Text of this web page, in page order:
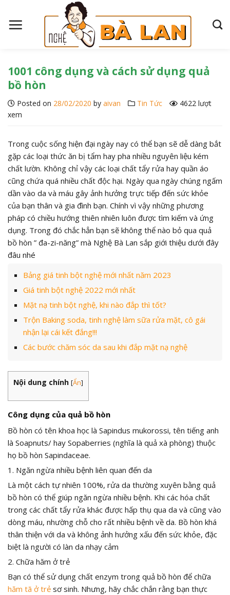
1001 công dụng và cách sử dụng quả
bồ hòn
Posted on 28/02/2020 by aivan Tin Tức
4622 lượt
xem
Trong cuộc sống hiện đại ngày nay có thể bạn sẽ dễ dàng bắt
gặp các loại thức ăn bị tẩm hay pha nhiều nguyên liệu kém
chất lườn. Không chỉ vậy các loại chất tẩy rửa hay quần áo
cũng chứa quá nhiều chất độc hại. Ngày qua ngày chúng ngấm
dần vào da và máu gây ảnh hưởng trực tiếp đến sức khỏe
của bạn thân và gia đình bạn. Chính vì vậy những phương
pháp có chiều hướng thiên nhiên luôn được tìm kiếm và ứng
dụng. Trong đó chắc hẳn bạn sẽ không thể nào bỏ qua quả
bồ hòn ” đa-zi-năng” mà Nghệ Bà Lan sắp giới thiệu dưới đây
đâu nhé
Bảng giá tinh bột nghệ mới nhất năm 2023
Giá tinh bột nghệ 2022 mới nhất
Mặt nạ tinh bột nghệ, khi nào đắp thì tốt?
Trộn Baking soda, tinh nghệ làm sữa rửa mặt, cô gái
nhận lại cái kết đắng!!!
Các bước chăm sóc da sau khi đắp mặt nạ nghệ
Nội dung chính [Ẩn]
Công dụng của quả bồ hòn
Bồ hòn có tên khoa học là Sapindus mukorossi, tên tiếng anh
là Soapnuts/ hay Sopaberries (nghĩa là quả xà phòng) thuộc
họ bồ hòn Sapindaceae.
1. Ngăn ngừa nhiều bệnh liên quan đến da
Là một cách tự nhiên 100%, rửa da thường xuyên bằng quả
bồ hòn có thể giúp ngăn ngừa nhiều bệnh. Khi các hóa chất
trong các chất tẩy rửa khác được hấp thụ qua da và cũng vào
dòng máu, nhường chỗ cho rất nhiều bệnh về da. Bồ hòn khá
thân thiện với da và không ảnh hưởng xấu đến sức khỏe, đặc
biệt là người có làn da nhạy cảm
2. Chữa hăm ở trẻ
Bạn có thể sử dụng chất enzym trong quả bồ hòn để chữa
hăm tã ở trẻ sơ sinh. Nhưng, hãy chắc chắn rằng bạn thực